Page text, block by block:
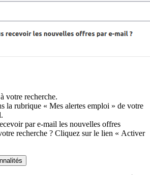
votre recherche.
la rubrique « Mes alertes emploi » de votre
par e-mail les nouvelles offres
recherche ? Cliquez sur le lien « Activer